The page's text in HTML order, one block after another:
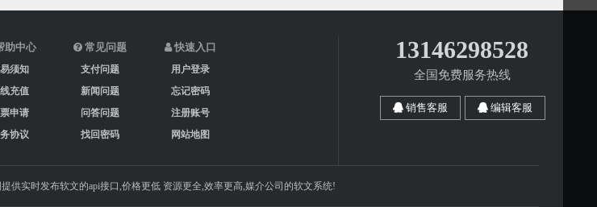
助中心
须知
充值
申请
协议
常见问题
支付问题
新闻问题
问答问题
找回密码
快速入口
用户登录
忘记密码
注册账号
网站地图
13146298528
全国免费服务热线
销售客服 编辑客服
供实时发布软文的api接口,价格更低 资源更全,效率更高,媒介公司的软文系统!